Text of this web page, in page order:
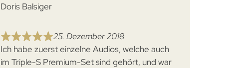
Doris Balsiger
25. Dezember 2018
Ich habe zuerst einzelne Audios, welche auch
im Triple-S Premium-Set sind gehört, und war